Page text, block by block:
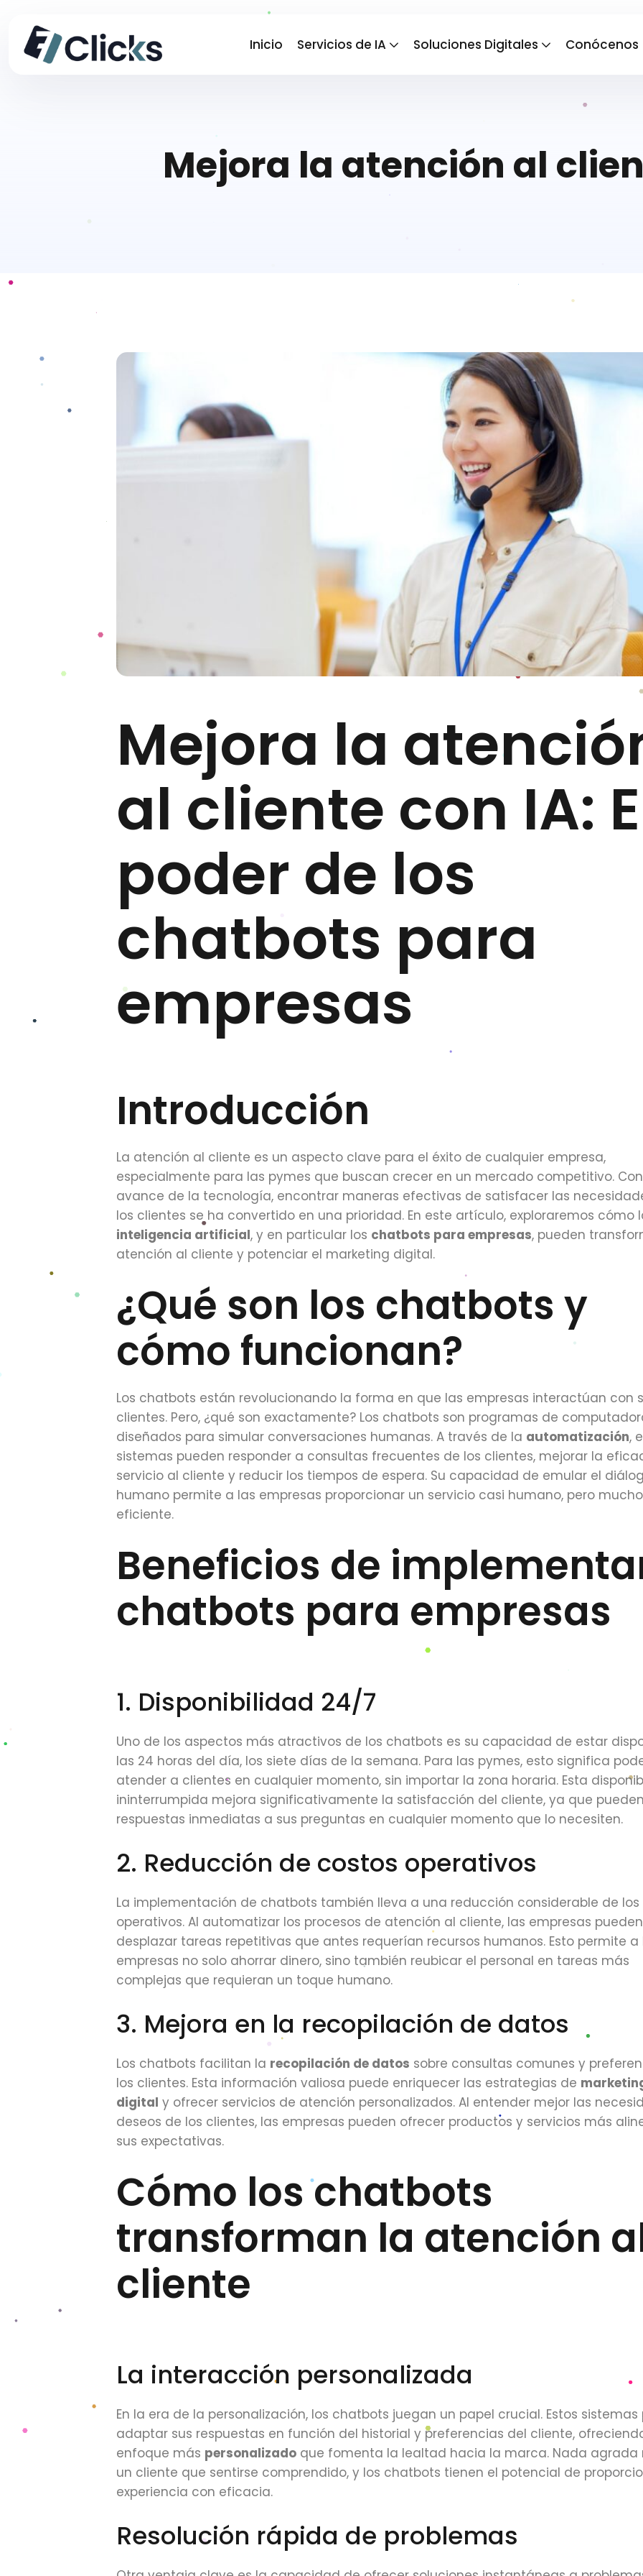
Inicio Servicios de IA Soluciones Digitales Conócenos
Mejora la atención al
Mejora la
al cliente con IA:
poder de los
chatbots para
empresas
Introducción
La atención al cliente es un aspecto clave para el éxito de cualquier empresa,
especialmente para las pymes que buscan crecer en un mercado competitivo.
avance de la tecnología, encontrar maneras efectivas de satisfacer las
los clientes se ha convertido en una prioridad. En este artículo, exploraremos cómo
inteligencia artificial, y en particular los chatbots para empresas, pueden
atención al cliente y potenciar el marketing digital.
¿Qué son los chatbots y
cómo funcionan?
Los chatbots están revolucionando la forma en que las empresas interactúan con
clientes. Pero, ¿qué son exactamente? Los chatbots son programas de
diseñados para simular conversaciones humanas. A través de la automatización,
sistemas pueden responder a consultas frecuentes de los clientes, mejorar la
servicio al cliente y reducir los tiempos de espera. Su capacidad de emular el
humano permite a las empresas proporcionar un servicio casi humano, pero
eficiente.
Beneficios de
chatbots para empresas
1. Disponibilidad 24/7
Uno de los aspectos más atractivos de los chatbots es su capacidad de estar
las 24 horas del día, los siete días de la semana. Para las pymes, esto significa
atender a clientes en cualquier momento, sin importar la zona horaria. Esta
ininterrumpida mejora significativamente la satisfacción del cliente, ya que
respuestas inmediatas a sus preguntas en cualquier momento que lo necesiten.
2. Reducción de costos operativos
La implementación de chatbots también lleva a una reducción considerable de los
operativos. Al automatizar los procesos de atención al cliente, las empresas pueden
desplazar tareas repetitivas que antes requerían recursos humanos. Esto permite a
empresas no solo ahorrar dinero, sino también reubicar el personal en tareas más
complejas que requieran un toque humano.
3. Mejora en la recopilación de datos
Los chatbots facilitan la recopilación de datos sobre consultas comunes y
los clientes. Esta información valiosa puede enriquecer las estrategias de
digital y ofrecer servicios de atención personalizados. Al entender mejor las
deseos de los clientes, las empresas pueden ofrecer productos y servicios más
sus expectativas.
Cómo los chatbots
transforman la atención
cliente
La interacción personalizada
En la era de la personalización, los chatbots juegan un papel crucial. Estos sistemas
adaptar sus respuestas en función del historial y preferencias del cliente,
enfoque más personalizado que fomenta la lealtad hacia la marca. Nada agrada
un cliente que sentirse comprendido, y los chatbots tienen el potencial de
experiencia con eficacia.
Resolución rápida de problemas